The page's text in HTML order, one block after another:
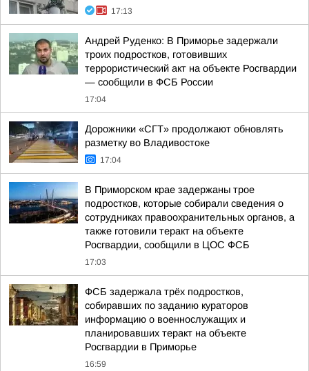
17:13
Андрей Руденко: В Приморье задержали
троих подростков, готовивших
террористический акт на объекте Росгвардии
— сообщили в ФСБ России
17:04
Дорожники «СГТ» продолжают обновлять
разметку во Владивостоке
17:04
В Приморском крае задержаны трое
подростков, которые собирали сведения о
сотрудниках правоохранительных органов, а
также готовили теракт на объекте
Росгвардии, сообщили в ЦОС ФСБ
17:03
ФСБ задержала трёх подростков,
собиравших по заданию кураторов
информацию о военнослужащих и
планировавших теракт на объекте
Росгвардии в Приморье
16:59